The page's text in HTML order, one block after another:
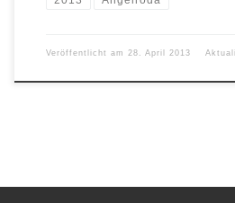
Veröffentlicht am 28. April 2013